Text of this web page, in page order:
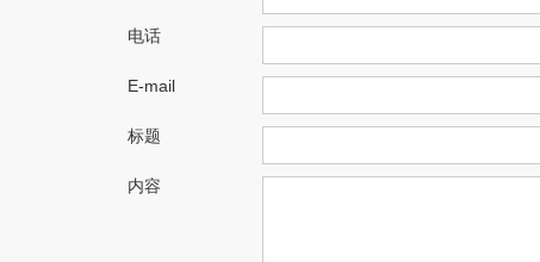
电话
E-mail
标题
内容